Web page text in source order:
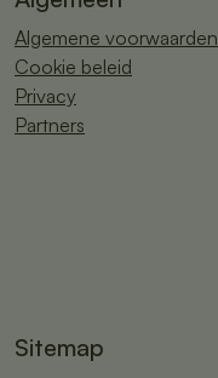
Algemene voorwaarden
Cookie beleid
Privacy
Partners
Sitemap